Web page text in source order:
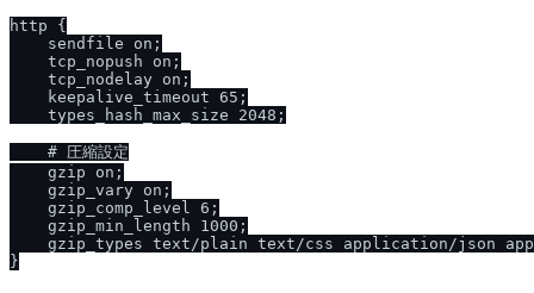
http {
    sendfile on;
    tcp_nopush on;
    tcp_nodelay on;
    keepalive_timeout 65;
    types_hash_max_size 2048;
    # 圧縮設定
    gzip on;
    gzip_vary on;
    gzip_comp_level 6;
    gzip_min_length 1000;
gzip_types text/plain text/css application/json